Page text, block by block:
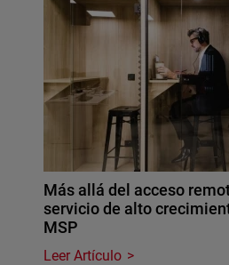
Más allá del acceso
servicio de alto
MSP
Leer Artículo